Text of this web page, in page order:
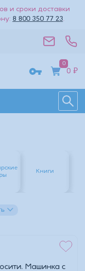
и сроки доставки
8 800 350 77 23.
0
0 ₽
Книги